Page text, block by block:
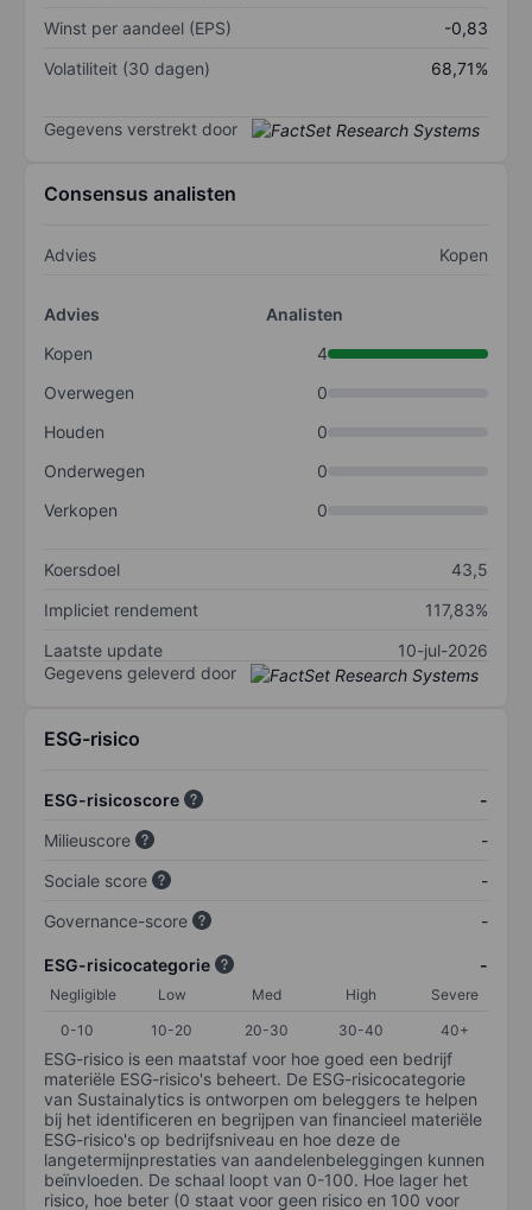
Winst per aandeel (EPS)
-0,83
Volatiliteit (30 dagen)
68,71%
Gegevens verstrekt door
Consensus analisten
Advies Kopen
Advies
Analisten
Kopen
4
Overwegen
0
Houden
0
Onderwegen
0
Verkopen
0
Koersdoel
43,5
Impliciet rendement
117,83%
Laatste update
10-jul-2026
Gegevens geleverd door
ESG-risico
ESG-risicoscore
-
Milieuscore
-
Sociale score
-
Governance-score
-
ESG-risicocategorie -
Negligible Low Med High
Severe
0-10
10-20 20-30 30-40 40+
ESG-risico is een maatstaf voor hoe goed een bedrijf
materiële ESG-risico's beheert. De ESG-risicocategorie
van Sustainalytics is ontworpen om beleggers te helpen
bij het identificeren en begrijpen van financieel materiële
ESG-risico's op bedrijfsniveau en hoe deze de
langetermijnprestaties van aandelenbeleggingen kunnen
beïnvloeden. De schaal loopt van 0-100. Hoe lager het
risico, hoe beter (0 staat voor geen risico en 100 voor